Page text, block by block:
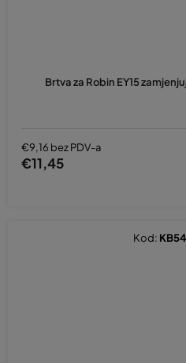
Brtva za Robin EY15
€9,16 bez PDV-a
€11,45
Kod: